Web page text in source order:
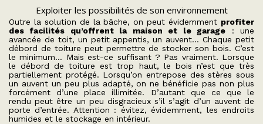
Exploiter les possibilités de son environnement
Outre la solution de la bâche, on peut évidemment profiter
des facilités qu’offrent la maison et le garage : une
avancée de toit, un petit appentis, un auvent… Chaque petit
débord de toiture peut permettre de stocker son bois. C’est
le minimum… Mais est-ce suffisant ? Pas vraiment. Lorsque
le débord de toiture est trop haut, le bois n’est que très
partiellement protégé. Lorsqu’on entrepose des stères sous
un auvent un peu plus adapté, on ne bénéficie pas non plus
forcément d’une place illimitée. D’autant que ce que le
rendu peut être un peu disgracieux s’il s’agit d’un auvent de
porte d’entrée. Attention : évitez, évidemment, les endroits
humides et le stockage en intérieur.